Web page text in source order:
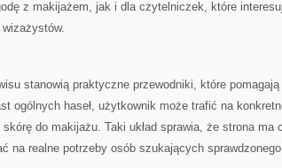
z makijażem, jak i dla czytelniczek, które
stanowią praktyczne przewodniki, które
ogólnych haseł, użytkownik może trafić na
do makijażu. Taki układ sprawia, że strona ma
na realne potrzeby osób szukających